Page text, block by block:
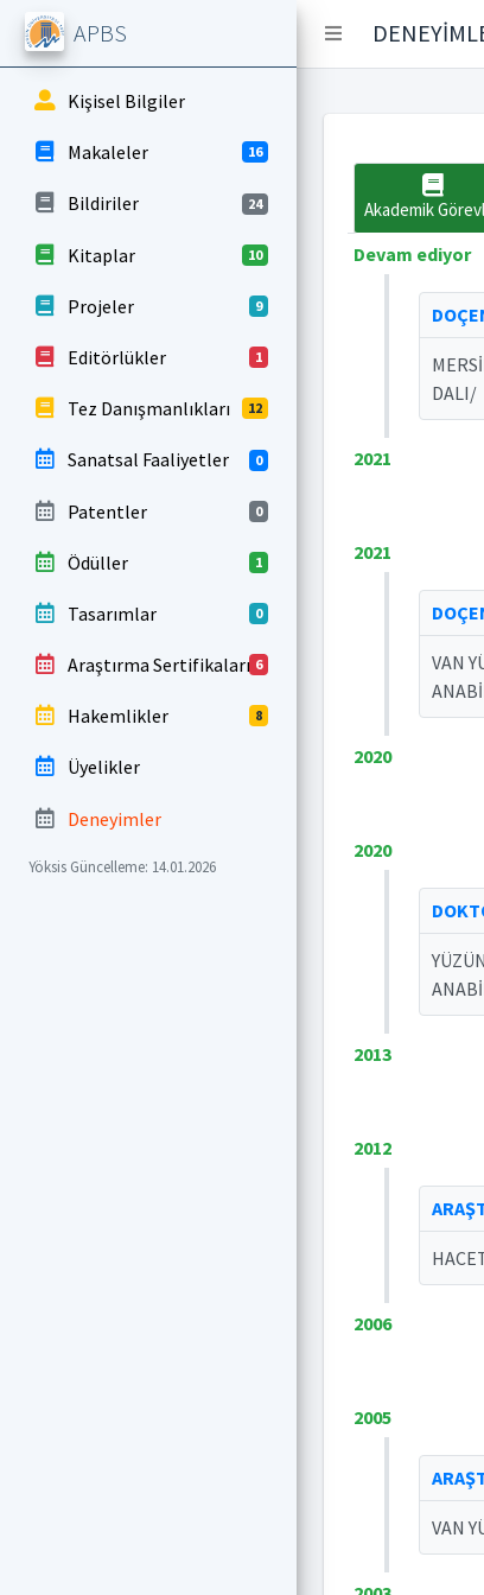
APBS
Kişisel Bilgiler
Makaleler 16
Bildiriler 24
Kitaplar 10
Projeler 9
Editörlükler 1
Tez Danışmanlıkları 12
Sanatsal Faaliyetler 0
Patentler 0
Ödüller 1
Tasarımlar 0
Araştırma Sertifikaları 6
Hakemlikler 8
Üyelikler
Deneyimler
Yöksis Güncelleme: 14.01.2026
Akademik
Devam ediyor
DALI/
2021
2021
VAN
2020
2020
2013
2012
2006
2005
VAN